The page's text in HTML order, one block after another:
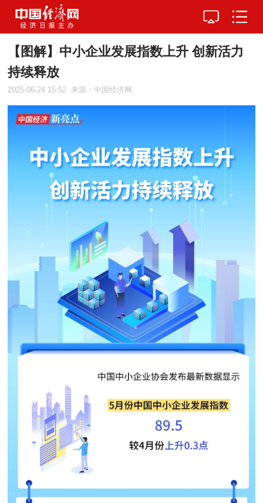
【图解】中小企业发展指数上升 创新活力
持续释放
2025-06-24 15:52 来源：中国经济网